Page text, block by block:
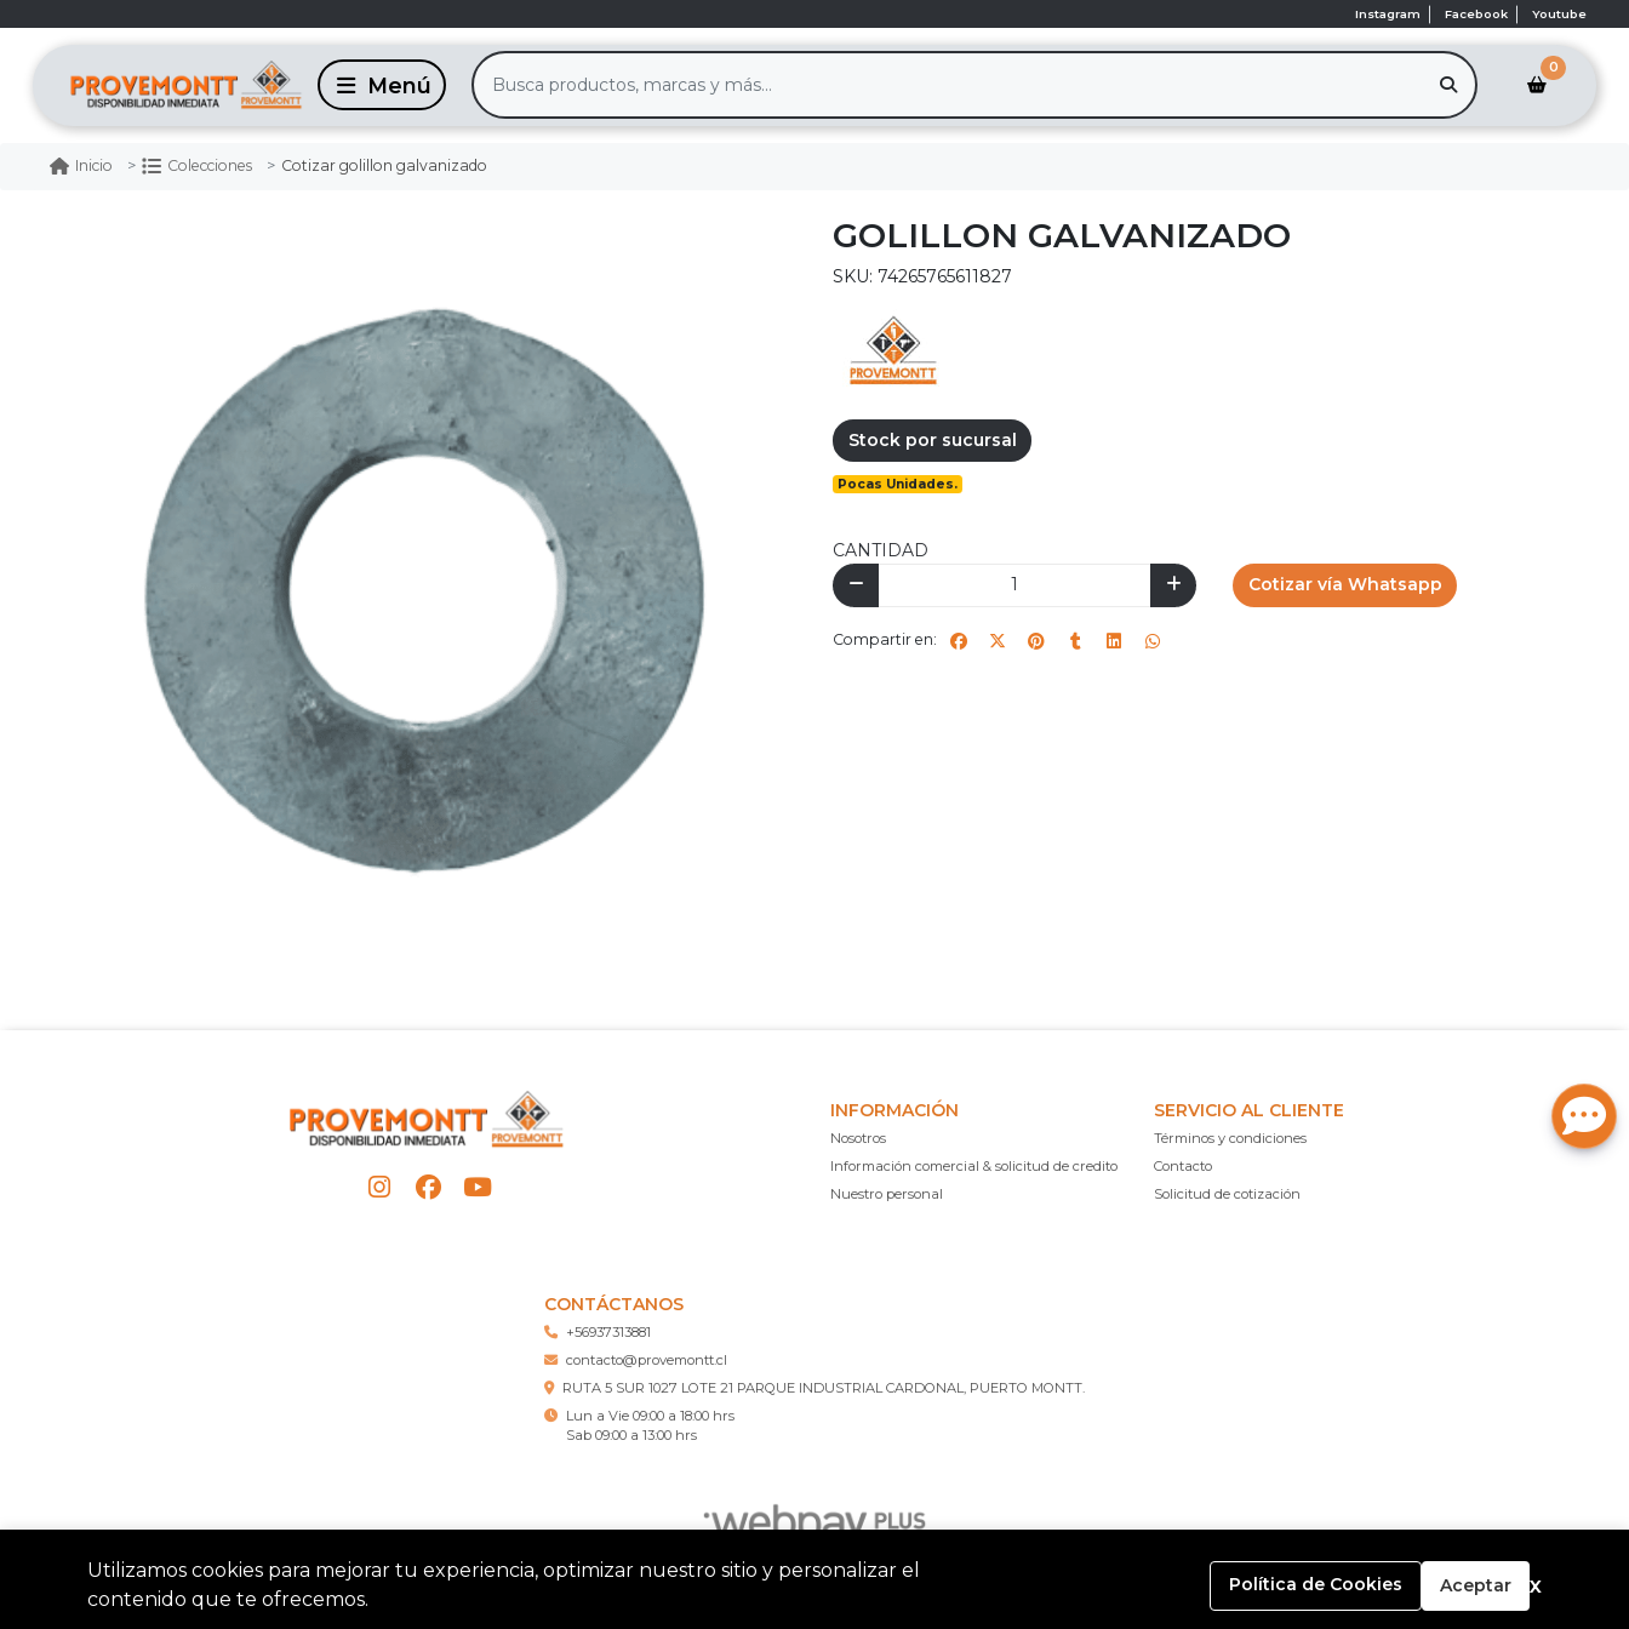
Instagram Facebook Youtube
0
Inicio Colecciones Cotizar golillon galvanizado
GOLILLON GALVANIZADO
SKU: 74265765611827
Stock por sucursal
Pocas Unidades.
CANTIDAD
Cotizar vía Whatsapp
Compartir en:
INFORMACIÓN
Nosotros
Información comercial & solicitud de credito
Nuestro personal
SERVICIO AL CLIENTE
Términos y condiciones
Contacto
Solicitud de cotización
CONTÁCTANOS
+56937313881
contacto@provemontt.cl
RUTA 5 SUR 1027 LOTE 21 PARQUE INDUSTRIAL CARDONAL, PUERTO MONTT.
Lun a Vie 09:00 a 18:00 hrs
Sab 09:00 a 13:00 hrs
Utilizamos cookies para mejorar tu experiencia, optimizar nuestro sitio y personalizar el
contenido que te ofrecemos.
Política de Cookies Aceptar x